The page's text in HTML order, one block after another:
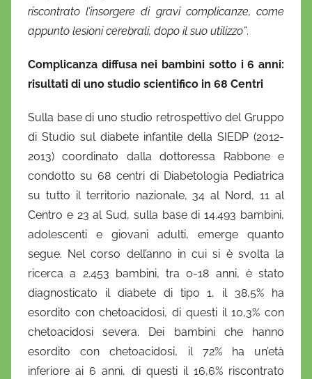
riscontrato l’insorgere di gravi complicanze, come
appunto lesioni cerebrali, dopo il suo utilizzo”.
Complicanza diffusa nei bambini sotto i 6 anni:
risultati di uno studio scientifico in 68 Centri
Sulla base di uno studio retrospettivo del Gruppo
di Studio sul diabete infantile della SIEDP (2012-
2013) coordinato dalla dottoressa Rabbone e
condotto su 68 centri di Diabetologia Pediatrica
su tutto il territorio nazionale, 34 al Nord, 11 al
Centro e 23 al Sud, sulla base di 14.493 bambini,
adolescenti e giovani adulti, emerge quanto
segue. Nel corso dell’anno in cui si è svolta la
ricerca a 2.453 bambini, tra 0-18 anni, è stato
diagnosticato il diabete di tipo 1, il 38,5% ha
esordito con chetoacidosi, di questi il 10,3% con
chetoacidosi severa. Dei bambini che hanno
esordito con chetoacidosi, il 72% ha un’età
inferiore ai 6 anni, di questi il 16,6% riscontrato